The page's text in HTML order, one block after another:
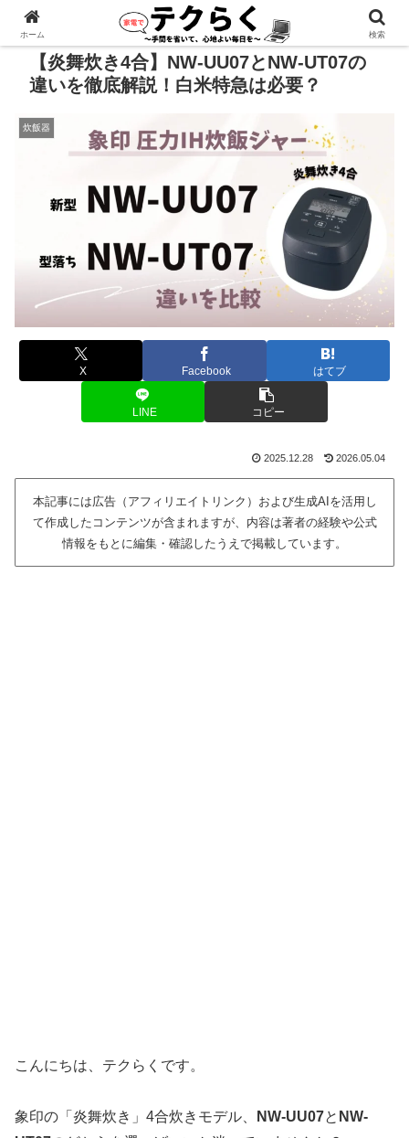
広告あり
【炎舞炊き4合】NW-UU07とNW-UT07の
違いを徹底解説！白米特急は必要？
炊飯器
X Facebook はてブ
LINE コピー
2025.12.28 2026.05.04
本記事には広告（アフィリエイトリンク）および生成AIを活用し
て作成したコンテンツが含まれますが、内容は著者の経験や公式
情報をもとに編集・確認したうえで掲載しています。
こんにちは、テクらくです。
象印の「炎舞炊き」4合炊きモデル、 NW-UU07と NW-
ホーム 検索